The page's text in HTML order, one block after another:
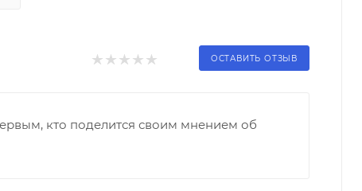
ОСТАВИТЬ ОТЗЫВ
кто поделится своим мнением об